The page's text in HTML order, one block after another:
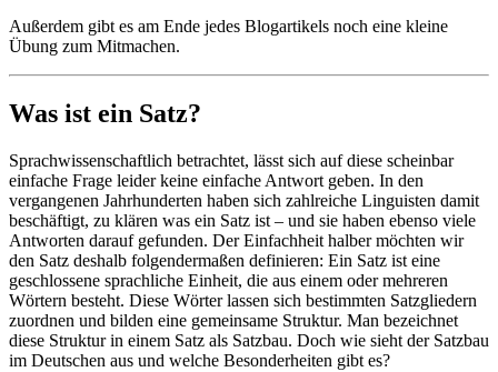
Außerdem gibt es am Ende jedes Blogartikels noch eine kleine
Übung zum Mitmachen.
Was ist ein Satz?
Sprachwissenschaftlich betrachtet, lässt sich auf diese scheinbar
einfache Frage leider keine einfache Antwort geben. In den
vergangenen Jahrhunderten haben sich zahlreiche Linguisten damit
beschäftigt, zu klären was ein Satz ist – und sie haben ebenso viele
Antworten darauf gefunden. Der Einfachheit halber möchten wir
den Satz deshalb folgendermaßen definieren: Ein Satz ist eine
geschlossene sprachliche Einheit, die aus einem oder mehreren
Wörtern besteht. Diese Wörter lassen sich bestimmten Satzgliedern
zuordnen und bilden eine gemeinsame Struktur. Man bezeichnet
diese Struktur in einem Satz als Satzbau. Doch wie sieht der Satzbau
im Deutschen aus und welche Besonderheiten gibt es?